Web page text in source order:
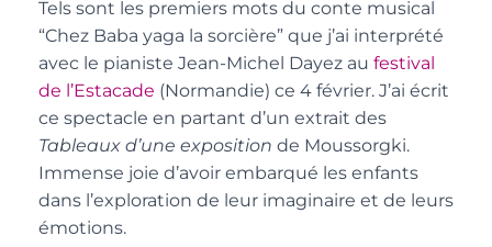
Tels sont les premiers mots du conte musical
“Chez Baba yaga la sorcière” que j’ai interprété
avec le pianiste Jean-Michel Dayez au festival
de l’Estacade (Normandie) ce 4 février. J’ai écrit
ce spectacle en partant d’un extrait des
Tableaux d’une exposition de Moussorgki.
Immense joie d’avoir embarqué les enfants
dans l’exploration de leur imaginaire et de leurs
émotions.